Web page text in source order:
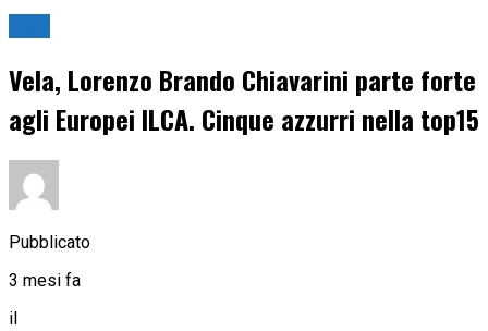
Vela, Lorenzo Brando Chiavarini parte forte
agli Europei ILCA. Cinque azzurri nella top15
Pubblicato
3 mesi fa
il